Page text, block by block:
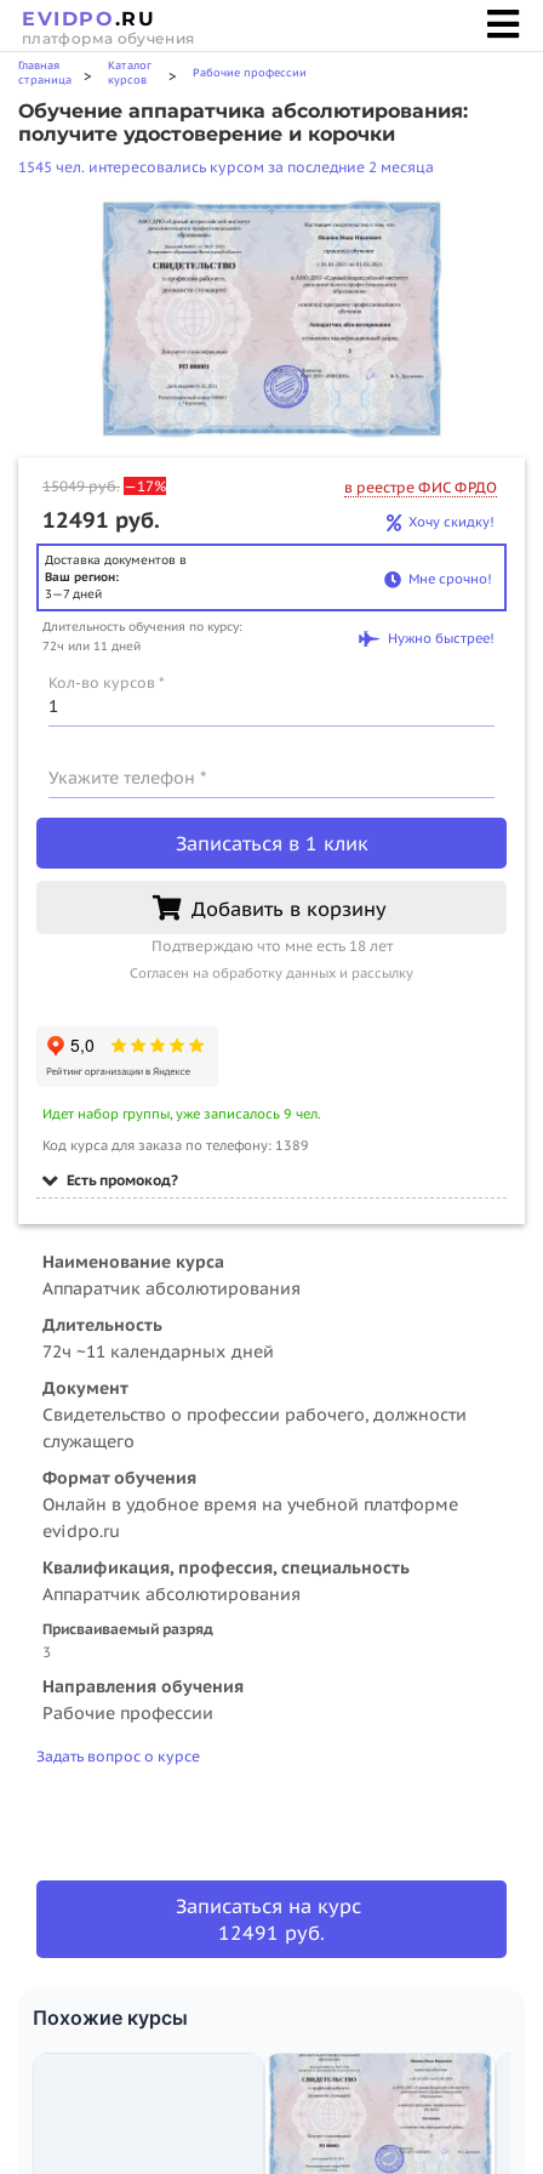
EVIDPO.RU
платформа обучения
Главная
страница
>
Каталог
курсов
> Рабочие профессии
Обучение аппаратчика абсолютирования:
получите удостоверение и корочки
1545 чел. интересовались курсом за последние 2 месяца
15049руб. —17% в реестре ФИС ФРДО
12491 руб. Хочу скидку!
Доставка документов в
Ваш регион:
3—7 дней
Мне срочно!
Длительность обучения по курсу:
72ч или 11 дней
Нужно быстрее!
Кол-во курсов *
Укажите телефон *
Записаться в 1 клик
Добавить в корзину
Подтверждаю что мне есть 18 лет
Согласен на обработку данных и рассылку
Идет набор группы, уже записалось 9 чел.
Код курса для заказа по телефону: 1389
Есть промокод?
Наименование курса
Аппаратчик абсолютирования
Длительность
72ч ~11 календарных дней
Документ
Свидетельство о профессии рабочего, должности
служащего
Формат обучения
Онлайн в удобное время на учебной платформе
evidpo.ru
Квалификация, профессия, специальность
Аппаратчик абсолютирования
Присваиваемый разряд
3
Направления обучения
Рабочие профессии
Задать вопрос о курсе
Записаться на курс
12491 руб.
Похожие курсы